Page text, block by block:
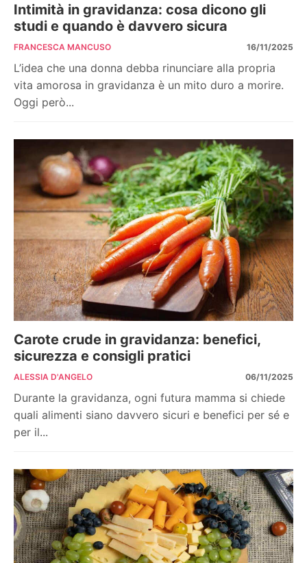
Intimità in gravidanza: cosa dicono gli
studi e quando è davvero sicura
FRANCESCA MANCUSO 16/11/2025
L’idea che una donna debba rinunciare alla propria
vita amorosa in gravidanza è un mito duro a morire.
Oggi però...
Carote crude in gravidanza: benefici,
sicurezza e consigli pratici
ALESSIA D'ANGELO 06/11/2025
Durante la gravidanza, ogni futura mamma si chiede
quali alimenti siano davvero sicuri e benefici per sé e
per il...